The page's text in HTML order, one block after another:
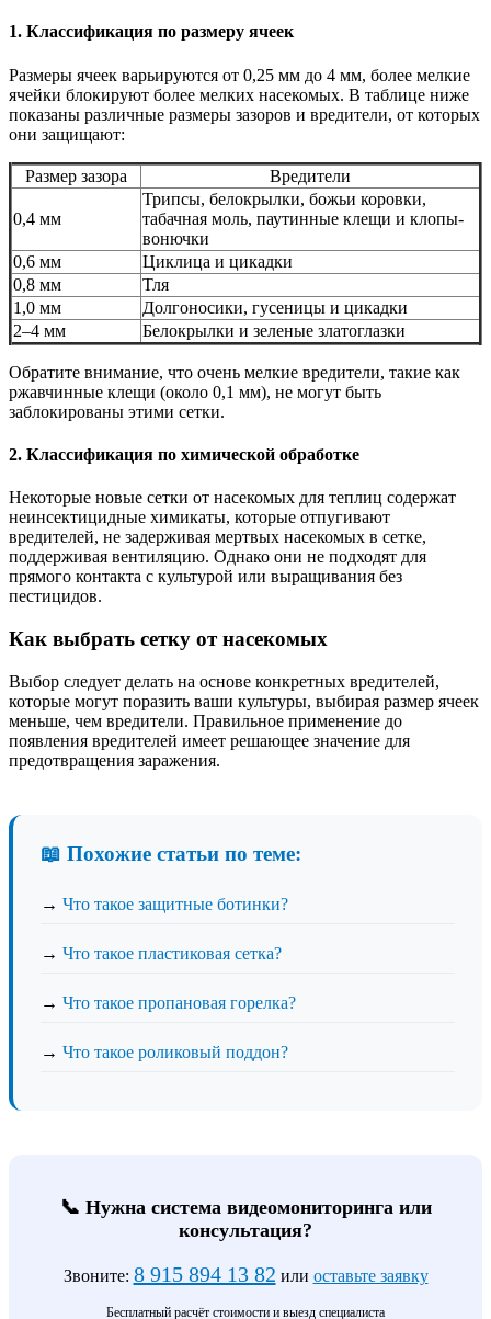
1. Классификация по размеру ячеек
Размеры ячеек варьируются от 0,25 мм до 4 мм, более мелкие
ячейки блокируют более мелких насекомых. В таблице ниже
показаны различные размеры зазоров и вредители, от которых
они защищают:
Размер зазора Вредители
0,4 мм
Трипсы, белокрылки, божьи коровки,
табачная моль, паутинные клещи и клопы-
вонючки
0,6 мм
Циклица и цикадки
0,8 мм
Тля
1,0 мм
Долгоносики, гусеницы и цикадки
2–4 мм
Белокрылки и зеленые златоглазки
Обратите внимание, что очень мелкие вредители, такие как
ржавчинные клещи (около 0,1 мм), не могут быть
заблокированы этими сетки.
2. Классификация по химической обработке
Некоторые новые сетки от насекомых для теплиц содержат
неинсектицидные химикаты, которые отпугивают
вредителей, не задерживая мертвых насекомых в сетке,
поддерживая вентиляцию. Однако они не подходят для
прямого контакта с культурой или выращивания без
пестицидов.
Как выбрать сетку от насекомых
Выбор следует делать на основе конкретных вредителей,
которые могут поразить ваши культуры, выбирая размер ячеек
меньше, чем вредители. Правильное применение до
появления вредителей имеет решающее значение для
предотвращения заражения.
📖 Похожие статьи по теме:
→ Что такое защитные ботинки?
→ Что такое пластиковая сетка?
→ Что такое пропановая горелка?
→ Что такое роликовый поддон?
📞 Нужна система видеомониторинга или
консультация?
Звоните: 8 915 894 13 82 или оставьте заявку
Бесплатный расчёт стоимости и выезд специалиста